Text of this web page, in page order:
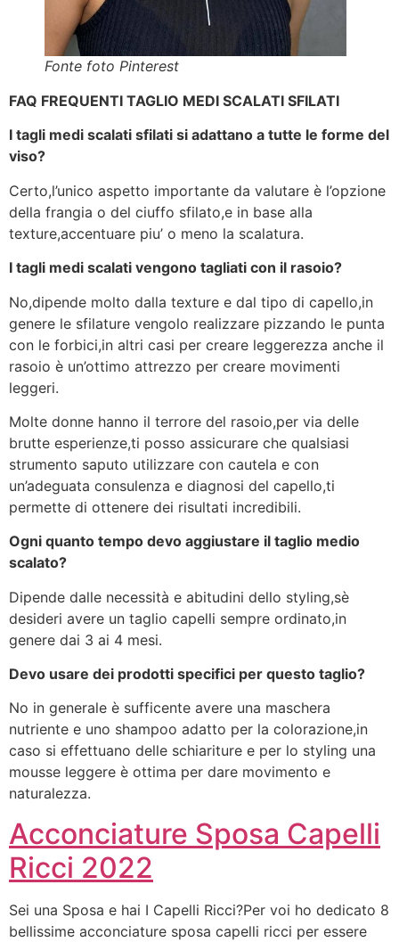
Fonte foto Pinterest
FAQ FREQUENTI TAGLIO MEDI SCALATI SFILATI
I tagli medi scalati sfilati si adattano a tutte le forme del
viso?
Certo,l’unico aspetto importante da valutare è l’opzione
della frangia o del ciuffo sfilato,e in base alla
texture,accentuare piu’ o meno la scalatura.
I tagli medi scalati vengono tagliati con il rasoio?
No,dipende molto dalla texture e dal tipo di capello,in
genere le sfilature vengolo realizzare pizzando le punta
con le forbici,in altri casi per creare leggerezza anche il
rasoio è un’ottimo attrezzo per creare movimenti
leggeri.
Molte donne hanno il terrore del rasoio,per via delle
brutte esperienze,ti posso assicurare che qualsiasi
strumento saputo utilizzare con cautela e con
un’adeguata consulenza e diagnosi del capello,ti
permette di ottenere dei risultati incredibili.
Ogni quanto tempo devo aggiustare il taglio medio
scalato?
Dipende dalle necessità e abitudini dello styling,sè
desideri avere un taglio capelli sempre ordinato,in
genere dai 3 ai 4 mesi.
Devo usare dei prodotti specifici per questo taglio?
No in generale è sufficente avere una maschera
nutriente e uno shampoo adatto per la colorazione,in
caso si effettuano delle schiariture e per lo styling una
mousse leggere è ottima per dare movimento e
naturalezza.
Acconciature Sposa Capelli
Ricci 2022
Sei una Sposa e hai I Capelli Ricci?Per voi ho dedicato 8
bellissime acconciature sposa capelli ricci per essere